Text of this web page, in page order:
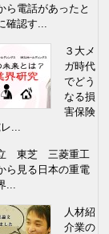
ら電話があったと
確認す...
３大メ
ガ時代
でどう
なる損
害保険
...
東芝 三菱重工
ら見る日本の重電
...
人材紹
介業の